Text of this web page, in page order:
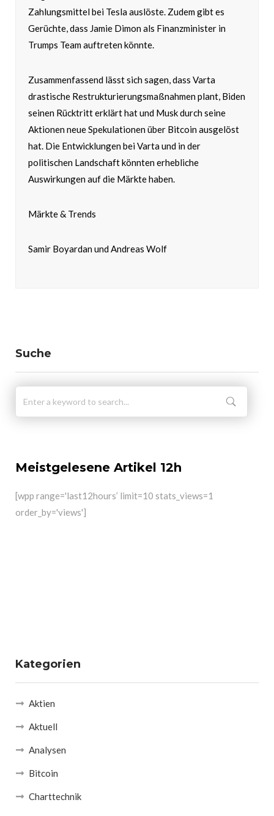
Zahlungsmittel bei Tesla auslöste. Zudem gibt es
Gerüchte, dass Jamie Dimon als Finanzminister in
Trumps Team auftreten könnte.
Zusammenfassend lässt sich sagen, dass Varta
drastische Restrukturierungsmaßnahmen plant, Biden
seinen Rücktritt erklärt hat und Musk durch seine
Aktionen neue Spekulationen über Bitcoin ausgelöst
hat. Die Entwicklungen bei Varta und in der
politischen Landschaft könnten erhebliche
Auswirkungen auf die Märkte haben.
Märkte & Trends
Samir Boyardan und Andreas Wolf
Suche
Meistgelesene Artikel 12h
[wpp range='last12hours’ limit=10 stats_views=1
order_by='views']
Kategorien
Aktien
Aktuell
Analysen
Bitcoin
Charttechnik